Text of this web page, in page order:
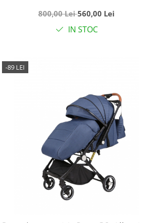
roz
800,00 Lei560,00 Lei
IN STOC
-89 LEI